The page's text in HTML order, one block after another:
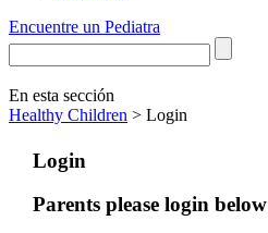
Encuentre un Pediatra
En esta sección
Healthy Children > Login
Login
Parents please login below